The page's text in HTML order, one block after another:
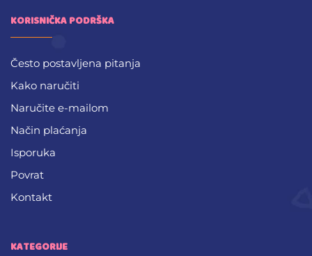
KORISNIČKA PODRŠKA
Često postavljena pitanja
Kako naručiti
Naručite e-mailom
Način plaćanja
Isporuka
Povrat
Kontakt
KATEGORIJE